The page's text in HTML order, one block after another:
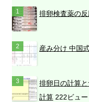
排卵検査薬の
産み分け 中国
排卵日の計算
計算 222ビュー